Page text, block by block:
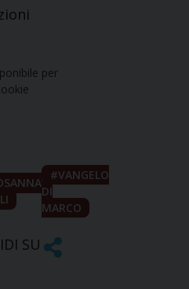
per
VANGELO
DI
MARCO
SU